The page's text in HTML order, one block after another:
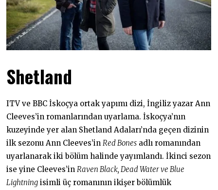
Shetland
ITV ve BBC İskoçya ortak yapımı dizi, İngiliz yazar Ann
Cleeves’in romanlarından uyarlama. İskoçya’nın
kuzeyinde yer alan Shetland Adaları’nda geçen dizinin
ilk sezonu Ann Cleeves’in Red Bones adlı romanından
uyarlanarak iki bölüm halinde yayımlandı. İkinci sezon
ise yine Cleeves’in Raven Black, Dead Water ve Blue
Lightning isimli üç romanının ikişer bölümlük